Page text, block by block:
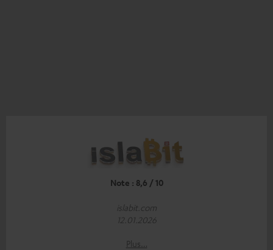
Note : 8,6 / 10
islabit.com
12.01.2026
Plus…